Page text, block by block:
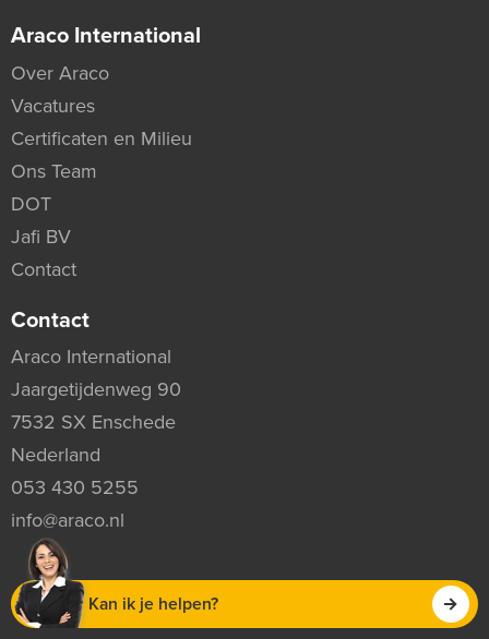
Araco International
Over Araco
Vacatures
Certificaten en Milieu
Ons Team
DOT
Jafi BV
Contact
Contact
Araco International
Jaargetijdenweg 90
7532 SX Enschede
Nederland
053 430 5255
info@araco.nl
Kan ik je helpen?